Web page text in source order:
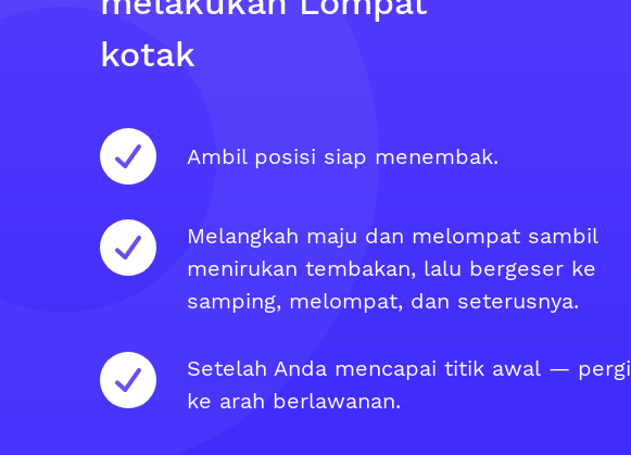
kotak
Ambil posisi siap menembak.
Melangkah maju dan melompat sambil
menirukan tembakan, lalu bergeser ke
samping, melompat, dan seterusnya.
Setelah Anda mencapai titik awal — pergi
ke arah berlawanan.